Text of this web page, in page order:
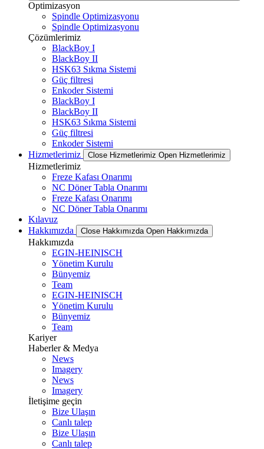
Optimizasyon
Spindle Optimizasyonu
Spindle Optimizasyonu
Çözümlerimiz
BlackBoy I
BlackBoy II
HSK63 Sıkma Sistemi
Güç filtresi
Enkoder Sistemi
BlackBoy I
BlackBoy II
HSK63 Sıkma Sistemi
Güç filtresi
Enkoder Sistemi
Hizmetlerimiz
Close Hizmetlerimiz Open Hizmetlerimiz
Hizmetlerimiz
Freze Kafası Onarımı
NC Döner Tabla Onarımı
Freze Kafası Onarımı
NC Döner Tabla Onarımı
Kılavuz
Hakkımızda
Close Hakkımızda Open Hakkımızda
Hakkımızda
EGIN-HEINISCH
Yönetim Kurulu
Bünyemiz
Team
EGIN-HEINISCH
Yönetim Kurulu
Bünyemiz
Team
Kariyer
Haberler & Medya
News
Imagery
News
Imagery
İletişime geçin
Bize Ulaşın
Canlı talep
Bize Ulaşın
Canlı talep